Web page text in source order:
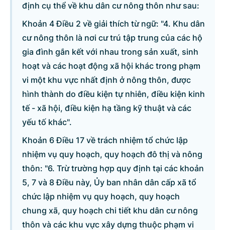
định cụ thể về khu dân cư nông thôn như sau:
Khoản 4 Điều 2 về giải thích từ ngữ: "4. Khu dân
cư nông thôn là nơi cư trú tập trung của các hộ
gia đình gắn kết với nhau trong sản xuất, sinh
hoạt và các hoạt động xã hội khác trong phạm
vi một khu vực nhất định ở nông thôn, được
hình thành do điều kiện tự nhiên, điều kiện kinh
tế - xã hội, điều kiện hạ tầng kỹ thuật và các
yếu tố khác".
Khoản 6 Điều 17 về trách nhiệm tổ chức lập
nhiệm vụ quy hoạch, quy hoạch đô thị và nông
thôn: "6. Trừ trường hợp quy định tại các khoản
5, 7 và 8 Điều này, Ủy ban nhân dân cấp xã tổ
chức lập nhiệm vụ quy hoạch, quy hoạch
chung xã, quy hoạch chi tiết khu dân cư nông
thôn và các khu vực xây dựng thuộc phạm vi